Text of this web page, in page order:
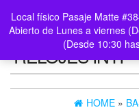
Local físico Pasaje Matte
Abierto de Lunes a viernes
(Desde 10:30
LOGIN /
REGISTER
RELOJES INTI
HOME »